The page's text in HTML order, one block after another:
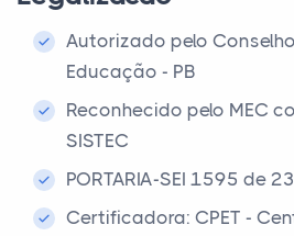
Autorizado pelo
Educação - PB
Reconhecido pelo MEC
SISTEC
PORTARIA-SEI 1595 de
Certificadora: CPET -